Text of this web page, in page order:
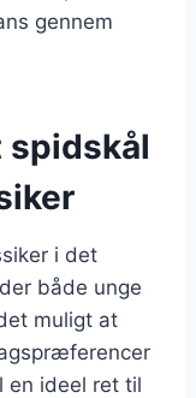
gennem
spidskål
i det
både unge
muligt at
en ideel ret til